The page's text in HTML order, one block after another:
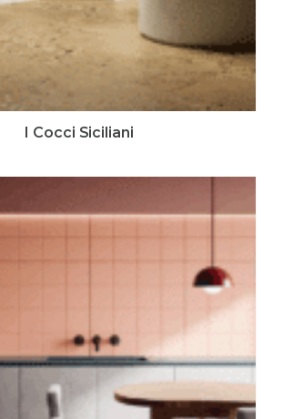
I Cocci Siciliani